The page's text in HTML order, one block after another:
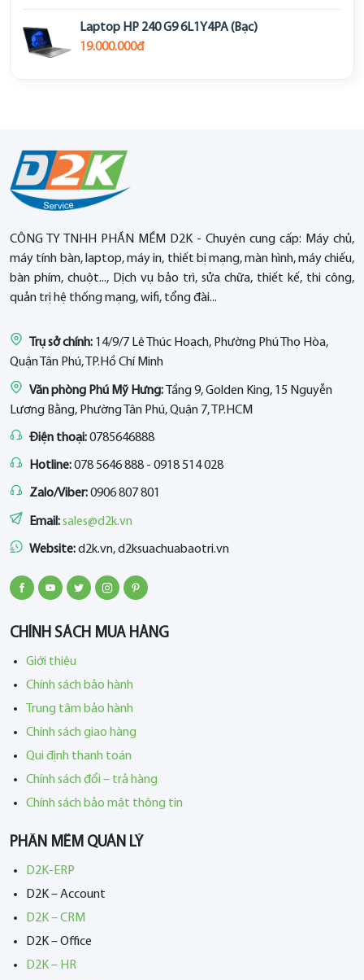
Laptop HP 240 G9 6L1Y4PA (Bạc)
19.000.000đ
CÔNG TY TNHH PHẦN MỀM D2K - Chuyên cung cấp: Máy chủ,
máy tính bàn, laptop, máy in, thiết bị mạng, màn hình, máy chiếu,
bàn phím, chuột..., Dịch vụ bảo trì, sửa chữa, thiết kế, thi công,
quản trị hệ thống mạng, wifi, tổng đài...
Trụ sở chính: 14/9/7 Lê Thúc Hoạch, Phường Phú Thọ Hòa,
Quận Tân Phú, TP.Hồ Chí Minh
Văn phòng Phú Mỹ Hưng:Tầng 9, Golden King, 15 Nguyễn
Lương Bằng, Phường Tân Phú, Quận 7, TP.HCM
Điện thoại:0785646888
Hotline:078 5646 888 - 0918 514 028
Zalo/Viber:0906 807 801
Email:sales@d2k.vn
Website:d2k.vn, d2ksuachuabaotri.vn
CHÍNH SÁCH MUA HÀNG
Giới thiệu
Chính sách bảo hành
Trung tâm bảo hành
Chính sách giao hàng
Qui định thanh toán
Chính sách đổi – trả hàng
Chính sách bảo mật thông tin
PHẦN MỀM QUẢN LÝ
D2K-ERP
D2K – Account
D2K – CRM
D2K – Office
D2K – HR